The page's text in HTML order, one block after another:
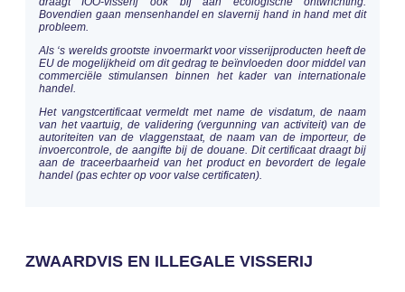
Bovendien gaan mensenhandel en slavernij hand in hand met dit
probleem.
Als ‘s werelds grootste invoermarkt voor visserijproducten heeft de
EU de mogelijkheid om dit gedrag te beïnvloeden door middel van
commerciële stimulansen binnen het kader van internationale
handel.
Het vangstcertificaat vermeldt met name de visdatum, de naam
van het vaartuig, de validering (vergunning van activiteit) van de
autoriteiten van de vlaggenstaat, de naam van de importeur, de
invoercontrole, de aangifte bij de douane. Dit certificaat draagt bij
aan de traceerbaarheid van het product en bevordert de legale
handel (pas echter op voor valse certificaten).
ZWAARDVIS EN ILLEGALE VISSERIJ